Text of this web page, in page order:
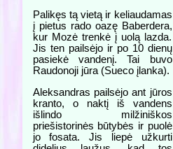
Palikęs tą vietą ir keliaudamas
į pietus rado oazę Baberdera,
kur Mozė trenkė į uolą lazda.
Jis ten pailsėjo ir po 10 dienų
pasiekė vandenį. Tai buvo
Raudonoji jūra (Sueco įlanka).
Aleksandras pailsėjo ant jūros
kranto, o naktį iš vandens
išlindo milžiniškos
priešistorinės būtybės ir puolė
jo fosata. Jis liepė užkurti